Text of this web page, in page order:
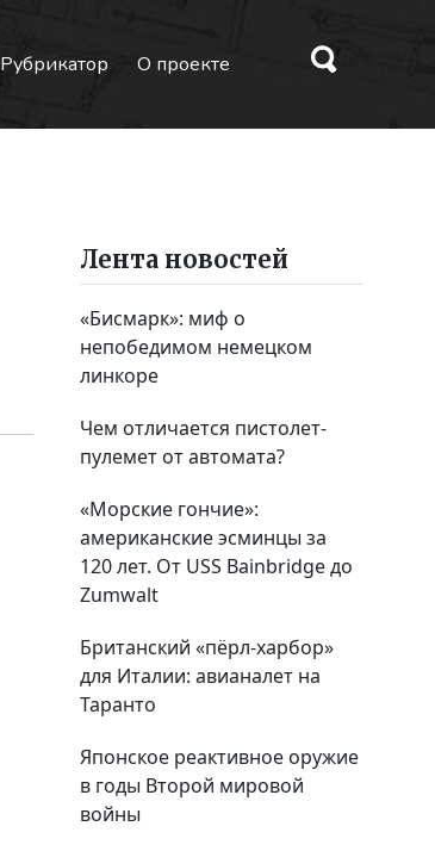
Рубрикатор О проекте
Лента новостей
«Бисмарк»: миф о
непобедимом немецком
линкоре
Чем отличается пистолет-
пулемет от автомата?
«Морские гончие»:
американские эсминцы за
120 лет. От USS Bainbridge до
Zumwalt
Британский «пёрл-харбор»
для Италии: авианалет на
Таранто
Японское реактивное оружие
в годы Второй мировой
войны